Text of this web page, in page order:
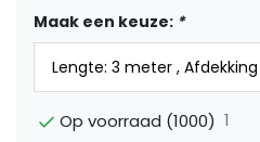
Maak een keuze: *
Op voorraad (1000) 1